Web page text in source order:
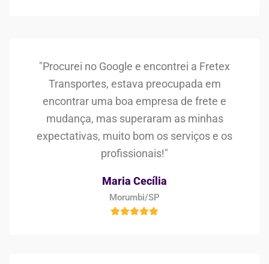
"Procurei no Google e encontrei a Fretex
Transportes, estava preocupada em
encontrar uma boa empresa de frete e
mudança, mas superaram as minhas
expectativas, muito bom os serviços e os
profissionais!"
Maria Cecília
Morumbi/SP